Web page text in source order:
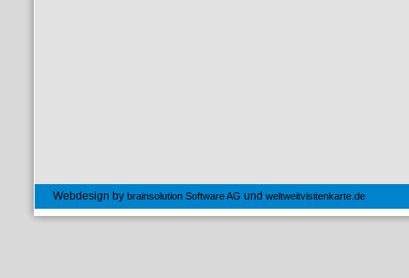
Webdesign by brainsolution Software AG und weltweitvisitenkarte.de